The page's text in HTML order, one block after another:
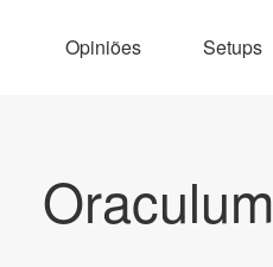
Opiniões Setups